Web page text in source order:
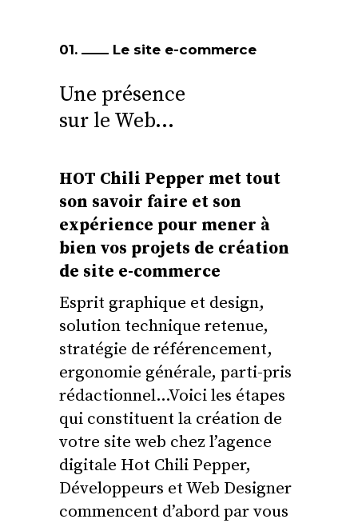
01. Le site e-commerce
Une présence
sur le Web…
HOT Chili Pepper met tout
son savoir faire et son
expérience pour mener à
bien vos projets de création
de site e-commerce
Esprit graphique et design,
solution technique retenue,
stratégie de référencement,
ergonomie générale, parti-pris
rédactionnel…Voici les étapes
qui constituent la création de
votre site web chez l’agence
digitale Hot Chili Pepper,
Développeurs et Web Designer
commencent d’abord par vous